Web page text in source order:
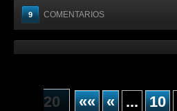
9 COMENTARIOS
20
«« « ... 10